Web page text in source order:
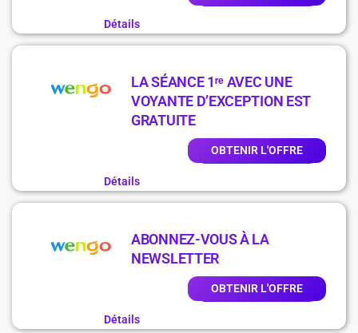
Détails
LA SÉANCE 1ʳᵉ AVEC UNE
VOYANTE D’EXCEPTION EST
GRATUITE
OBTENIR L'OFFRE
Détails
ABONNEZ-VOUS À LA
NEWSLETTER
OBTENIR L'OFFRE
Détails